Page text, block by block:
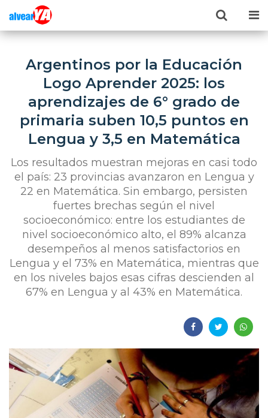
Argentinos por la Educación
Logo Aprender 2025: los
aprendizajes de 6° grado de
primaria suben 10,5 puntos en
Lengua y 3,5 en Matemática
Los resultados muestran mejoras en casi todo
el país: 23 provincias avanzaron en Lengua y
22 en Matemática. Sin embargo, persisten
fuertes brechas según el nivel
socioeconómico: entre los estudiantes de
nivel socioeconómico alto, el 89% alcanza
desempeños al menos satisfactorios en
Lengua y el 73% en Matemática, mientras que
en los niveles bajos esas cifras descienden al
67% en Lengua y al 43% en Matemática.